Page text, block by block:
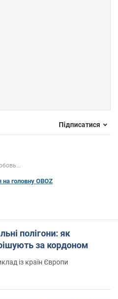
Підписатися
головну OBOZ
полігони: як
за кордоном
із країн Європи